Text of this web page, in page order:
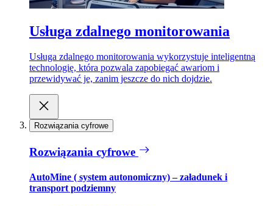
Usługa zdalnego monitorowania
Usługa zdalnego monitorowania wykorzystuje inteligentną
technologię, która pozwala zapobiegać awariom i
przewidywać je, zanim jeszcze do nich dojdzie.
Rozwiązania cyfrowe
Rozwiązania cyfrowe
AutoMine ( system autonomiczny) – załadunek i
transport podziemny